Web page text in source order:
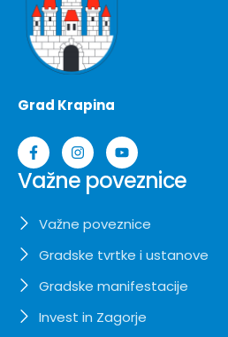
Grad Krapina
Važne poveznice
Važne poveznice
Gradske tvrtke i ustanove
Gradske manifestacije
Invest in Zagorje